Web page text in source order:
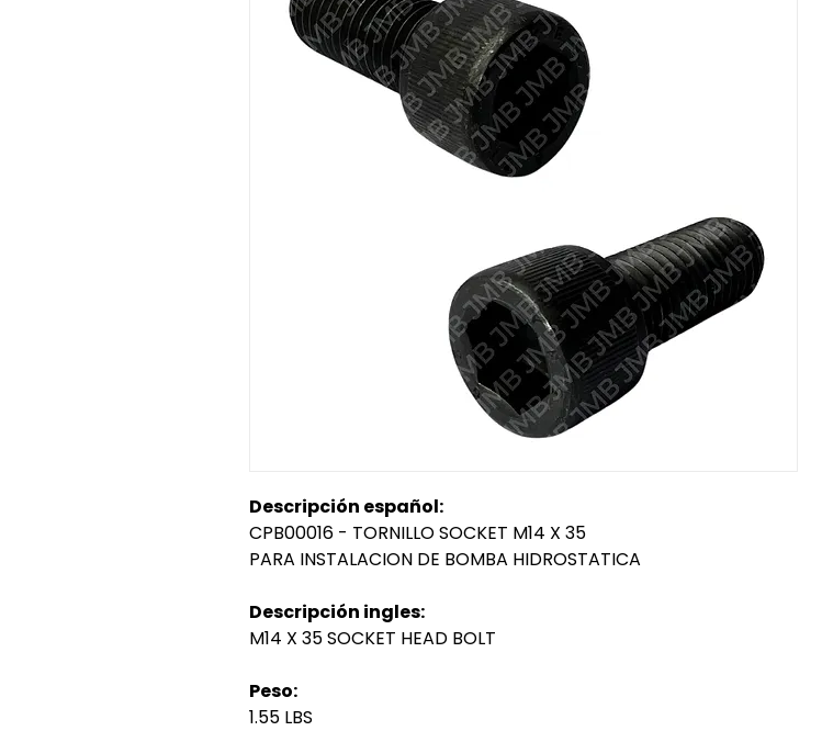
Descripción español:
CPB00016 - TORNILLO SOCKET M14 X 35
PARA INSTALACION DE BOMBA HIDROSTATICA
Descripción ingles:
M14 X 35 SOCKET HEAD BOLT
Peso:
1.55 LBS